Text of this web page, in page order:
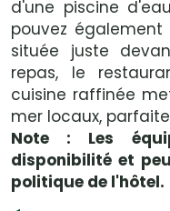
d'une piscine
pouvez
située juste
repas, le
cuisine raffinée
mer locaux,
Note : Les
disponibilité et
politique de l'hôtel.